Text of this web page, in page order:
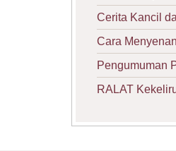
Cerita Kancil
Cara
Pengumuman
RALAT